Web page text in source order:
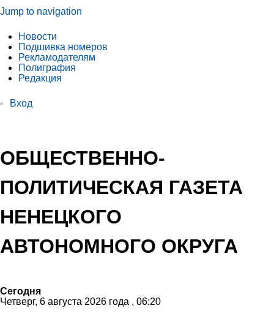
Jump to navigation
Новости
Подшивка номеров
Рекламодателям
Полиграфия
Редакция
Вход
ОБЩЕСТВЕННО-
ПОЛИТИЧЕСКАЯ ГАЗЕТА
НЕНЕЦКОГО
АВТОНОМНОГО ОКРУГА
Сегодня
Четверг, 6 августа 2026 года , 06:20